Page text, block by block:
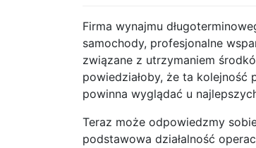
Firma wynajmu
samochody, profesjonalne
związane z utrzymaniem
powiedziałoby, że ta kolejność
powinna wyglądać u
Teraz może odpowiedzmy
podstawowa działalność